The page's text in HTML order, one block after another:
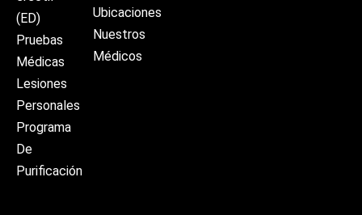
(ED)
Pruebas
Médicas
Lesiones
Personales
Programa
De
Purificación
Ubicaciones
Nuestros
Médicos